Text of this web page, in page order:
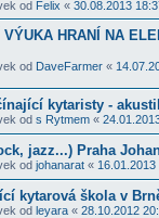
od Felix « 30.08.2013
VÝUKA HRANÍ NA
od DaveFarmer «
kytaristy -
od s Rytmem «
jazz...) Praha
od johanarat « 16.01.2013
kytarová škola v
od leyara « 28.10.2012